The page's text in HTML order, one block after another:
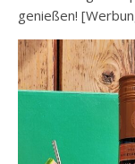
genießen!